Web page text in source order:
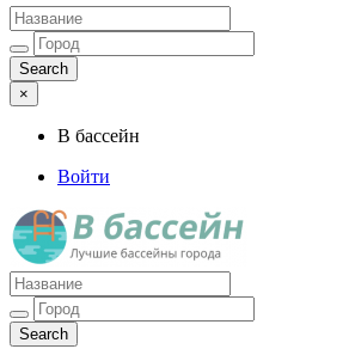
×
В бассейн
Войти
Лучшие бассейны города